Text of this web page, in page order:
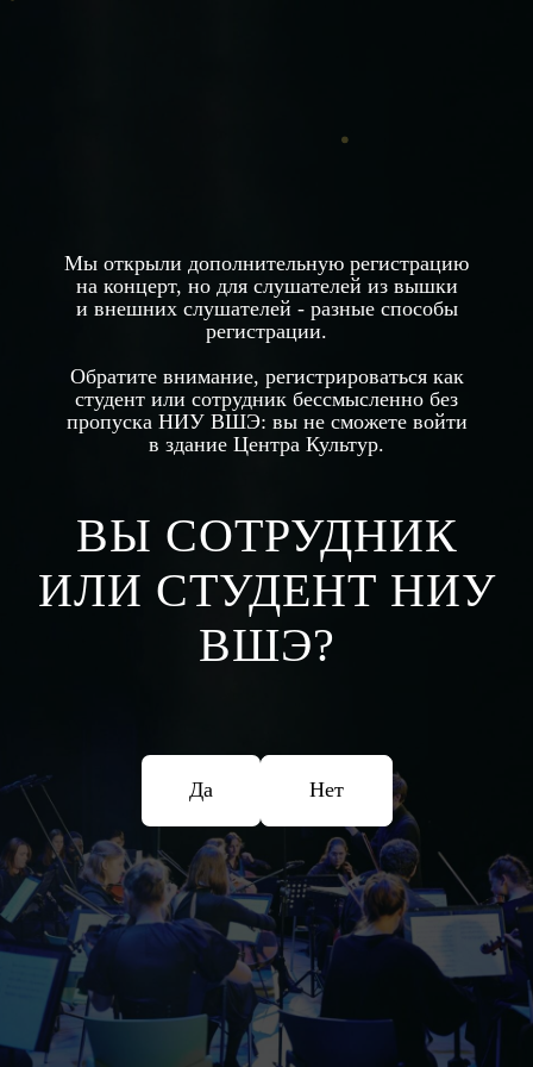
Мы открыли дополнительную регистрацию
на концерт, но для слушателей из вышки
и внешних слушателей - разные способы
регистрации.
Обратите внимание, регистрироваться как
студент или сотрудник бессмысленно без
пропуска НИУ ВШЭ: вы не сможете войти
в здание Центра Культур.
ВЫ СОТРУДНИК
ИЛИ СТУДЕНТ НИУ
ВШЭ?
Да Нет